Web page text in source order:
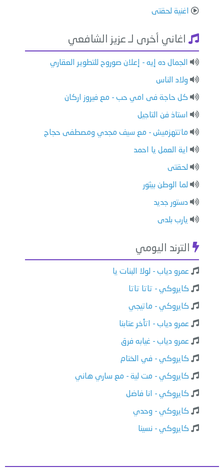
اغنية لحقتى
اغاني أخرى لـ عزيز الشافعي
الجمال ده إيه - إعلان صوروح للتطوير العقاري
ولاد الناس
كل حاجة فى امي حب - مع فيروز اركان
استاذ فن التاجيل
ماتتهزميش - مع سيف مجدي ومصطفى حجاج
اية العمل يا احمد
لحقتى
لما الوطن بيثور
دستور جديد
يارب بلدى
الترند اليومي
عمرو دياب - لولا البنات يا
كايروكي - تاتا تاتا
كايروكي - ماتيجي
عمرو دياب - اتأخر عتابنا
عمرو دياب - غيابه فرق
كايروكي - في الختام
كايروكي - مت لية - مع ساري هاني
كايروكي - انا فاضل
كايروكي - وحدي
كايروكي - نسينا